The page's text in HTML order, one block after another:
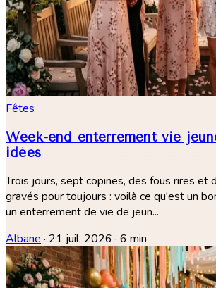
Fêtes
Week-end enterrement vie
idées
Trois jours, sept copines, des fous rires et
gravés pour toujours : voilà ce qu'est un
un enterrement de vie de jeun...
Albane · 21 juil. 2026 · 6 min